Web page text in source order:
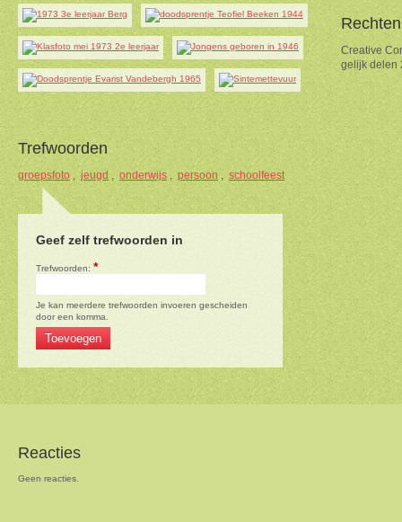
Trefwoorden
groepsfoto, jeugd ,onderwijs ,persoon ,schoolfeest
Geef zelf trefwoorden in
Trefwoorden: *
Je kan meerdere trefwoorden invoeren gescheiden
door een komma.
Rechten
Creative
gelijk delen
Reacties
Geen reacties.